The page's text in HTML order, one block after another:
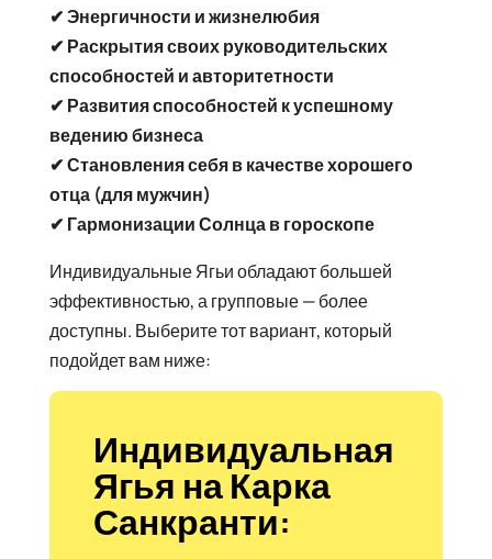
✔ Энергичности и жизнелюбия
✔ Раскрытия своих руководительских
способностей и авторитетности
✔ Развития способностей к успешному
ведению бизнеса
✔ Становления себя в качестве хорошего
отца (для мужчин)
✔ Гармонизации Солнца в гороскопе
Индивидуальные Ягьи обладают большей
эффективностью, а групповые — более
доступны. Выберите тот вариант, который
подойдет вам ниже:
Индивидуальная
Ягья на Карка
Санкранти: